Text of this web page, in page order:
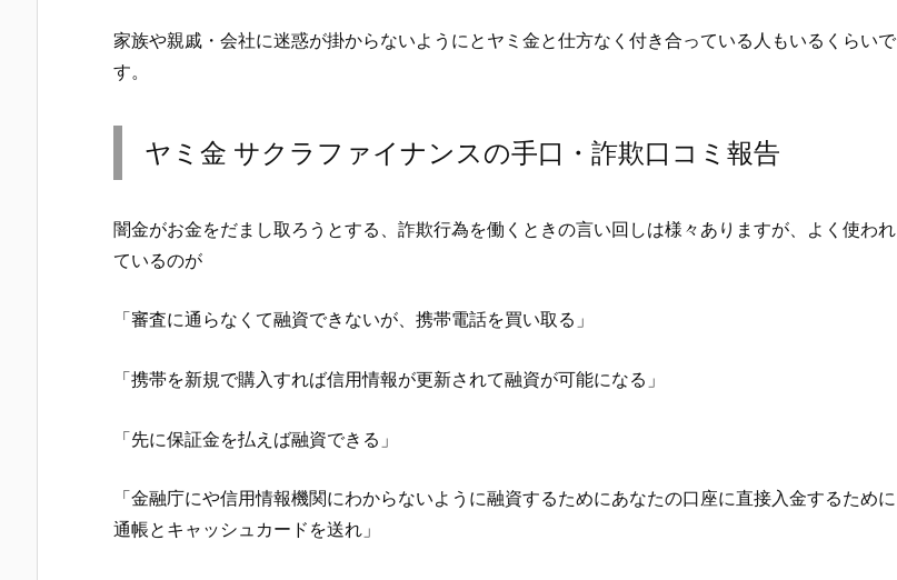
家族や親戚・会社に迷惑が掛からないようにとヤミ金と仕方なく付き合っている人もいるくらいで
す。
ヤミ金 サクラファイナンスの手口・詐欺口コミ報告
闇金がお金をだまし取ろうとする、詐欺行為を働くときの言い回しは様々ありますが、よく使われ
ているのが
「審査に通らなくて融資できないが、携帯電話を買い取る」
「携帯を新規で購入すれば信用情報が更新されて融資が可能になる」
「先に保証金を払えば融資できる」
「金融庁にや信用情報機関にわからないように融資するためにあなたの口座に直接入金するために
通帳とキャッシュカードを送れ」